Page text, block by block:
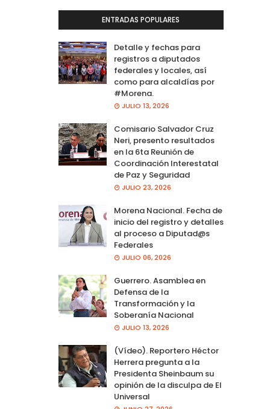
ENTRADAS POPULARES
Detalle y fechas para
registros a diputados
federales y locales, así
como para alcaldías por
#Morena.
JULIO 13, 2026
Comisario Salvador Cruz
Neri, presento resultados
en la 6ta Reunión de
Coordinación Interestatal
de Paz y Seguridad
JULIO 23, 2026
Morena Nacional. Fecha de
inicio del registro y detalles
al proceso a Diputad@s
Federales
JULIO 06, 2026
Guerrero. Asamblea en
Defensa de la
Transformación y la
Soberanía Nacional
JULIO 13, 2026
(Vídeo). Reportero Héctor
Herrera pregunta a la
Presidenta Sheinbaum su
opinión de la disculpa de El
Universal